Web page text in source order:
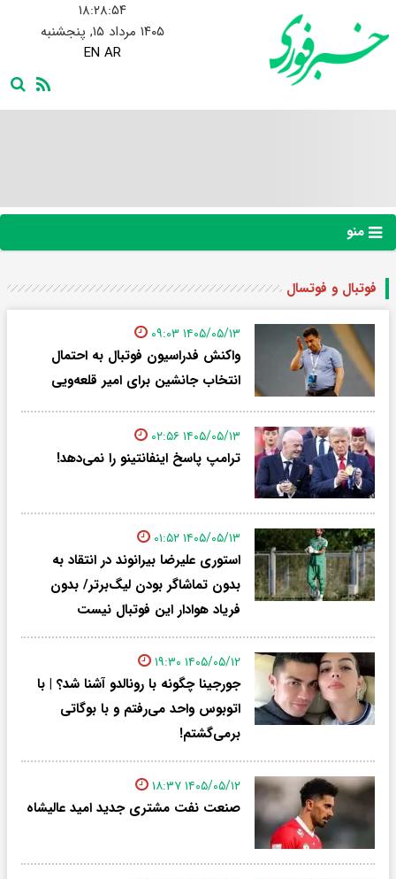
۱۸:۲۸:۵۵
۱۴۰۵ مرداد ۱۵, پنجشنبه
EN AR
منو
فوتبال و فوتسال
۱۴۰۵/۰۵/۱۳ ۰۹:۰۳
واکنش فدراسیون فوتبال به احتمال
انتخاب جانشین برای امیر قلعه‌ویی
۱۴۰۵/۰۵/۱۳ ۰۲:۵۶
ترامپ پاسخ اینفانتینو را نمی‌دهد!
۱۴۰۵/۰۵/۱۳ ۰۱:۵۲
استوری علیرضا بیرانوند در انتقاد به
بدون تماشاگر بودن لیگ‌برتر/ بدون
فریاد هوادار این فوتبال نیست
۱۴۰۵/۰۵/۱۲ ۱۹:۳۰
جورجینا چگونه با رونالدو آشنا شد؟ | با
اتوبوس واحد می‌رفتم و با بوگاتی
برمی‌گشتم!
۱۴۰۵/۰۵/۱۲ ۱۸:۳۷
صنعت نفت مشتری جدید امید عالیشاه